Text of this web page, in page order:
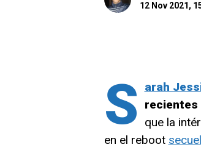
12 Nov 2021,
S arah
recientes
que la
en el reboot